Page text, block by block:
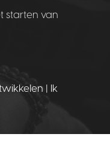
starten van
| Ik